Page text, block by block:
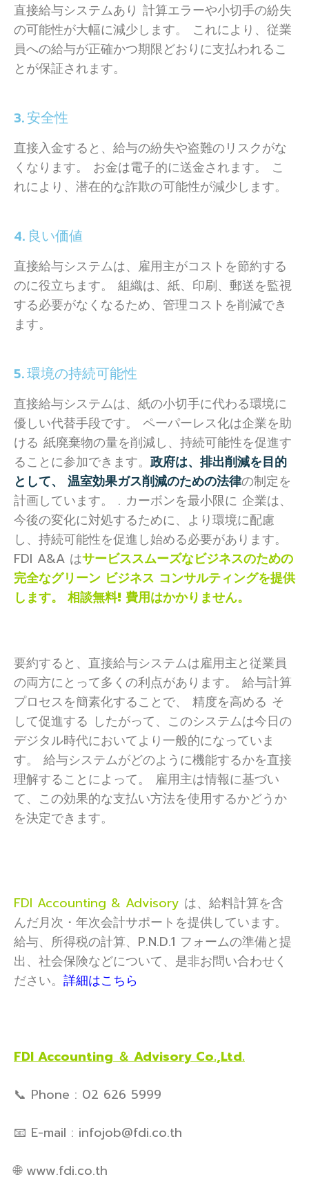
直接給与システムあり 計算エラーや小切手の紛失
の可能性が大幅に減少します。 これにより、従業
員への給与が正確かつ期限どおりに支払われるこ
とが保証されます。
3. 安全性
直接入金すると、給与の紛失や盗難のリスクがな
くなります。 お金は電子的に送金されます。 こ
れにより、潜在的な詐欺の可能性が減少します。
4. 良い価値
直接給与システムは、雇用主がコストを節約する
のに役立ちます。 組織は、紙、印刷、郵送を監視
する必要がなくなるため、管理コストを削減でき
ます。
5. 環境の持続可能性
直接給与システムは、紙の小切手に代わる環境に
優しい代替手段です。 ペーパーレス化は企業を助
ける 紙廃棄物の量を削減し、持続可能性を促進す
ることに参加できます。 政府は、排出削減を目的
として、 温室効果ガス削減のための法律の制定を
計画しています。 . カーボンを最小限に 企業は、
今後の変化に対処するために、より環境に配慮
し、持続可能性を促進し始める必要があります。
FDI A&A はサービススムーズなビジネスのための
完全なグリーン ビジネス コンサルティングを提供
します。 相談無料! 費用はかかりません。
要約すると、直接給与システムは雇用主と従業員
の両方にとって多くの利点があります。 給与計算
プロセスを簡素化することで、 精度を高める そ
して促進する したがって、このシステムは今日の
デジタル時代においてより一般的になっていま
す。 給与システムがどのように機能するかを直接
理解することによって。 雇用主は情報に基づい
て、この効果的な支払い方法を使用するかどうか
を決定できます。
FDI Accounting & Advisory は、給料計算を含
んだ月次・年次会計サポートを提供しています。
給与、所得税の計算、P.N.D.1 フォームの準備と提
出、社会保険などについて、是非お問い合わせく
ださい。 詳細はこちら
FDI Accounting ＆ Advisory Co.,Ltd.
📞 Phone : 02 626 5999
📧 E-mail : infojob@fdi.co.th
🌐 www.fdi.co.th